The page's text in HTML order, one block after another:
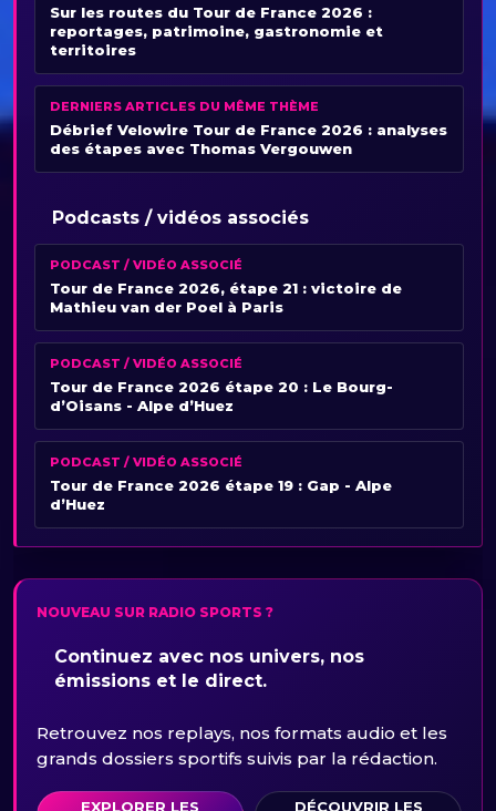
Sur les routes du Tour de France 2026 :
reportages, patrimoine, gastronomie et
territoires
DERNIERS ARTICLES DU MÊME THÈME
Débrief Velowire Tour de France 2026 : analyses
des étapes avec Thomas Vergouwen
Podcasts / vidéos associés
PODCAST / VIDÉO ASSOCIÉ
Tour de France 2026, étape 21 : victoire de
Mathieu van der Poel à Paris
PODCAST / VIDÉO ASSOCIÉ
Tour de France 2026 étape 20 : Le Bourg-
d’Oisans - Alpe d’Huez
PODCAST / VIDÉO ASSOCIÉ
Tour de France 2026 étape 19 : Gap - Alpe
d’Huez
NOUVEAU SUR RADIO SPORTS ?
Continuez avec nos univers, nos
émissions et le direct.
Retrouvez nos replays, nos formats audio et les
grands dossiers sportifs suivis par la rédaction.
EXPLORER LES
DÉCOUVRIR LES